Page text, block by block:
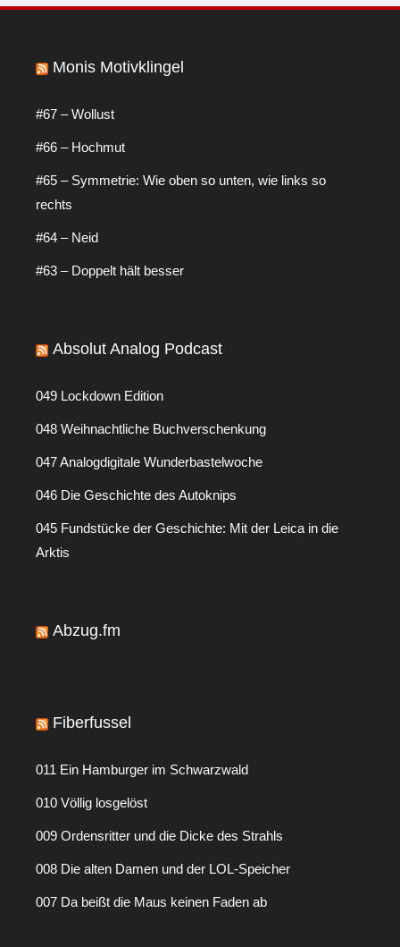
Monis Motivklingel
#67 – Wollust
#66 – Hochmut
#65 – Symmetrie: Wie oben so unten, wie links so
rechts
#64 – Neid
#63 – Doppelt hält besser
Absolut Analog Podcast
049 Lockdown Edition
048 Weihnachtliche Buchverschenkung
047 Analogdigitale Wunderbastelwoche
046 Die Geschichte des Autoknips
045 Fundstücke der Geschichte: Mit der Leica in die
Arktis
Abzug.fm
Fiberfussel
011 Ein Hamburger im Schwarzwald
010 Völlig losgelöst
009 Ordensritter und die Dicke des Strahls
008 Die alten Damen und der LOL-Speicher
007 Da beißt die Maus keinen Faden ab